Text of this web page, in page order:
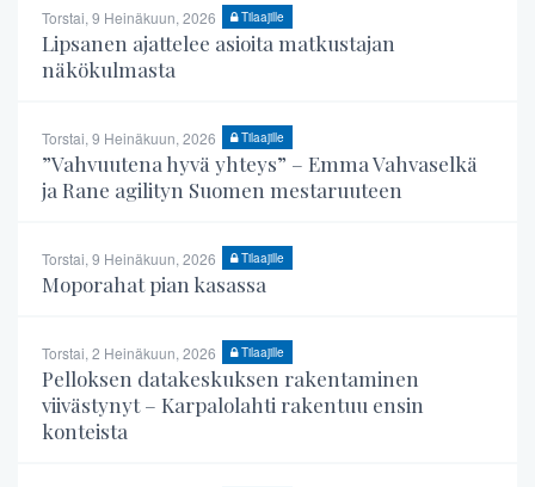
Torstai, 9 Heinäkuun, 2026 Tilaajille
Lipsanen ajattelee asioita matkustajan
näkökulmasta
Torstai, 9 Heinäkuun, 2026 Tilaajille
”Vahvuutena hyvä yhteys” – Emma Vahvaselkä
ja Rane agilityn Suomen mestaruuteen
Torstai, 9 Heinäkuun, 2026 Tilaajille
Moporahat pian kasassa
Torstai, 2 Heinäkuun, 2026 Tilaajille
Pelloksen datakeskuksen rakentaminen
viivästynyt – Karpalolahti rakentuu ensin
konteista